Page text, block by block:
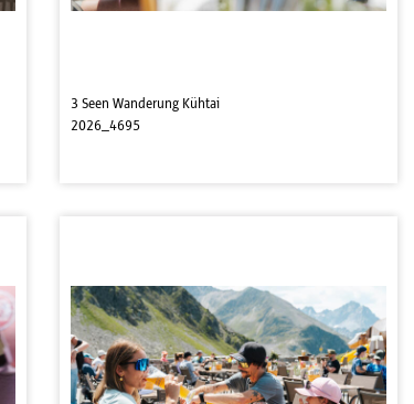
3 Seen Wanderung Kühtai
2026_4695